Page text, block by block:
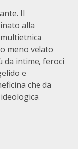
Il
alla
meno velato
da intime, feroci
e
che da